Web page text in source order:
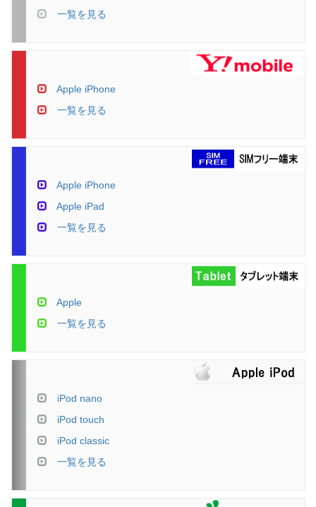
一覧を見る
Apple iPhone
一覧を見る
Apple iPhone
Apple iPad
一覧を見る
Apple
一覧を見る
iPod nano
iPod touch
iPod classic
一覧を見る